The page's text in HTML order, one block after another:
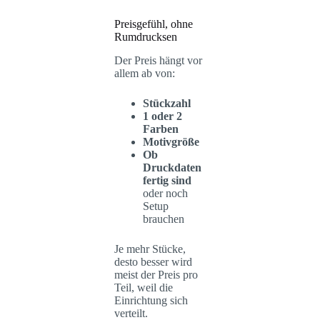
Preisgefühl, ohne
Rumdrucksen
Der Preis hängt vor
allem ab von:
Stückzahl
1 oder 2
Farben
Motivgröße
Ob
Druckdaten
fertig sind
oder noch
Setup
brauchen
Je mehr Stücke,
desto besser wird
meist der Preis pro
Teil, weil die
Einrichtung sich
verteilt.